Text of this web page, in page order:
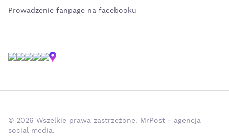
Prowadzenie fanpage na facebooku
© 2026 Wszelkie prawa zastrzeżone. MrPost - agencja
social media.